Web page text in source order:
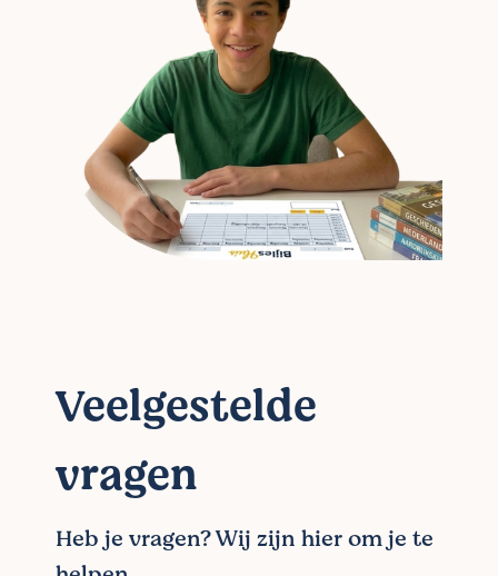
Veelgestelde
vragen
Heb je vragen? Wij zijn hier om je te